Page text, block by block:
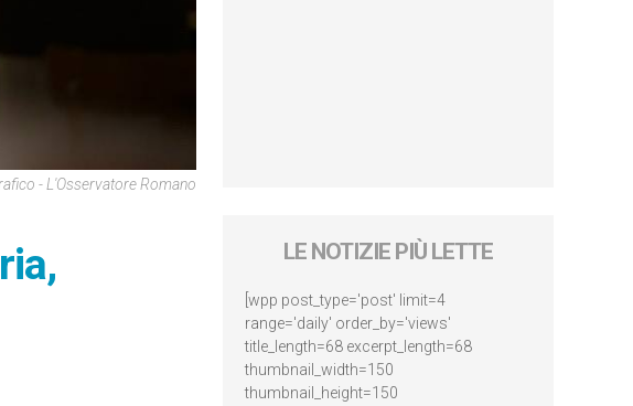
- L'Osservatore Romano
LE NOTIZIE PIÙ LETTE
[wpp post_type='post' limit=4
range='daily' order_by='views'
title_length=68 excerpt_length=68
thumbnail_width=150
thumbnail_height=150